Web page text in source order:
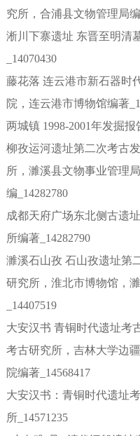
究所，合浦县文物管理局
淅川下寨遗址 东晋至明清
_14070430
藤花落 连云港市新石器时
院，连云港市博物馆编著
两城镇 1998-2001年发掘报
柳孜运河遗址第二次考古
所，濉溪县文物事业管理
编_14282780
成都天府广场东北侧古遗
所编著_14282790
濉溪石山孜 石山孜遗址第
研究所，淮北市博物馆，
_14407519
大安汉书 青铜时代遗址考
考古研究所，吉林大学边
院编著_14568417
大安汉书：青铜时代遗址
所_14571235